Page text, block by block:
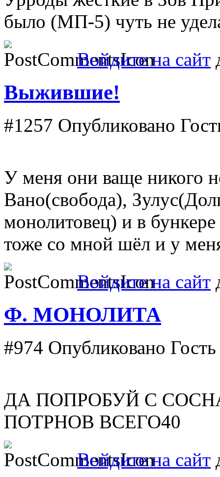
было (МП-5) чуть не
Войдите на сайт
Выжившие!
#1257 Опубликовано
У меня они ваще никого
Вано(свобода),
монолитовец) и в
тоже со мной шёл и у
Войдите на сайт
Ф. МОНОЛИТА
#974 Опубликовано
ДА ПОПРОБУЙ С
ПОТРНОВ ВСЕГО40
Войдите на сайт